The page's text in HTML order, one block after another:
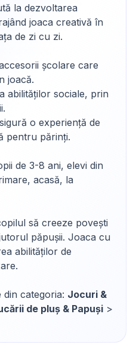
la dezvoltarea
joaca creativă în
de zi cu zi.
școlare care
joacă.
abilităților sociale, prin
o experiență de
pentru părinți.
de 3-8 ani, elevi din
acasă, la
să creeze povești
păpușii. Joaca cu
abilităților de
categoria: Jocuri &
de pluș & Papuși >